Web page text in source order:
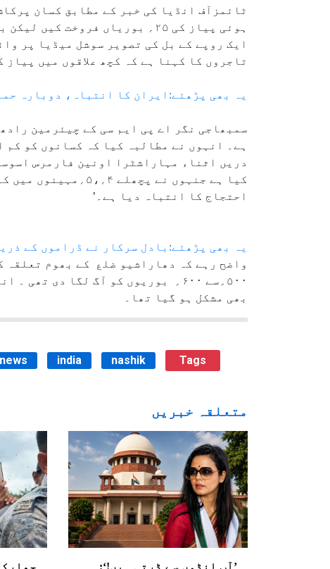
ہوئی پیاز کی ۲۵؍ بوریاں
ایک روپے کے بل کی تصویر سوشل میڈیا پر
تاجروں کا کہنا ہے کہ کچھ علاقوں میں
یہ بھی پڑھئے:ایران کا انتباہ، دوبارہ حملہ ہوا تو۹۰؍ فیصد یورینیم
سمبھاجی نگر اے پی ایم سی کے چیئرمین
ہے۔ انہوں نے مطالبہ کیا کہ کسانوں کو کم از کم ۱۰۰؍کلوگرام پر۱۲۰۰؍ روپے
کیا ہے جنہوں نے
احتجاج کا انتباہ دیا ہے۔’
یہ بھی پڑھئے:بادل سرکار نے ڈراموں کے
واضح رہے کہ دھاراشیو ضلع کے بھوم تعلقہ
۵۰۰؍سے ۶۰۰؍ بوریوں کو آگ لگا
بھی مشکل ہو گیا تھا۔
india nashik Tags
متعلقہ خبریں
’آپ انڈوں سے ڈرتی ہیں!‘: